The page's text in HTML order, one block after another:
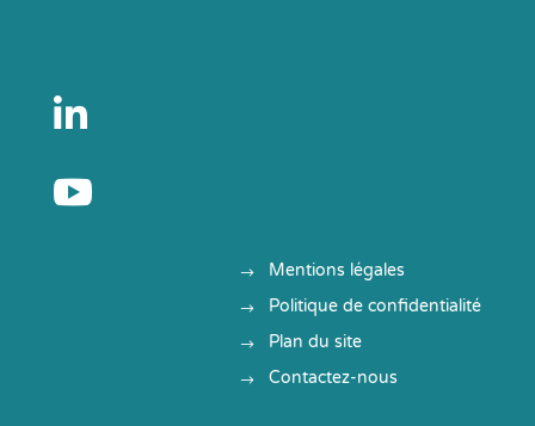


Mentions légales
Politique de confidentialité
Plan du site
Contactez-nous